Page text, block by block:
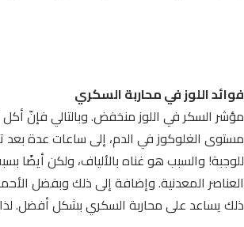
فوائد اللوز في محاربة السكري
مؤشر السكر في اللوز منخفض. وبالتالي فإنّ أكل
مستوى الغلوكوز في الدم، إلى ساعات عدة
العناصر المعدنية. وإضافة إلى ذلك وبفضل
ذلك يساعد على محاربة السكري بشكل أفضل.